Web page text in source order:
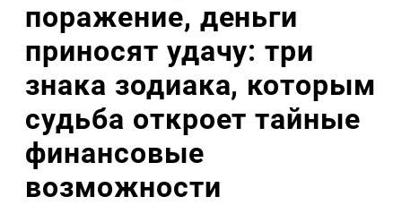
поражение, деньги
приносят удачу: три
знака зодиака, которым
судьба откроет тайные
финансовые
возможности